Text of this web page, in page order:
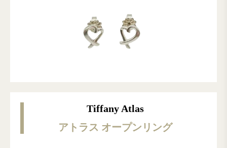
Tiffany Atlas
アトラス オープンリング